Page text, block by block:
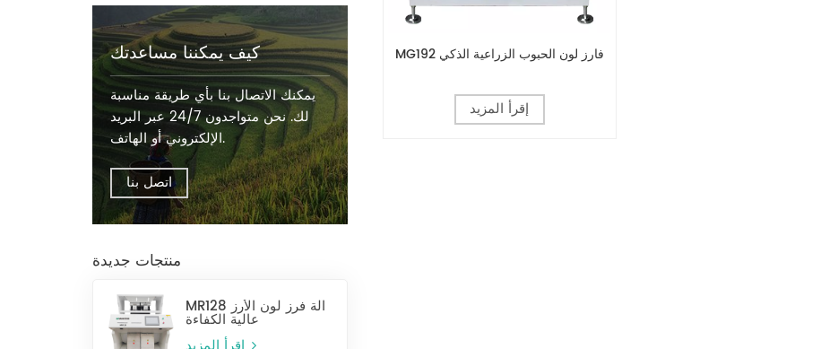
كيف يمكننا مساعدتك
يمكنك الاتصال بنا بأي طريقة مناسبة
لك. نحن متواجدون 24/7 عبر البريد
الإلكتروني أو الهاتف.
اتصل بنا
منتجات جديدة
MR128 آلة فرز لون الأرز
عالية الكفاءة
MG192 فارز لون الحبوب الزراعية الذكي
إقرأ المزيد